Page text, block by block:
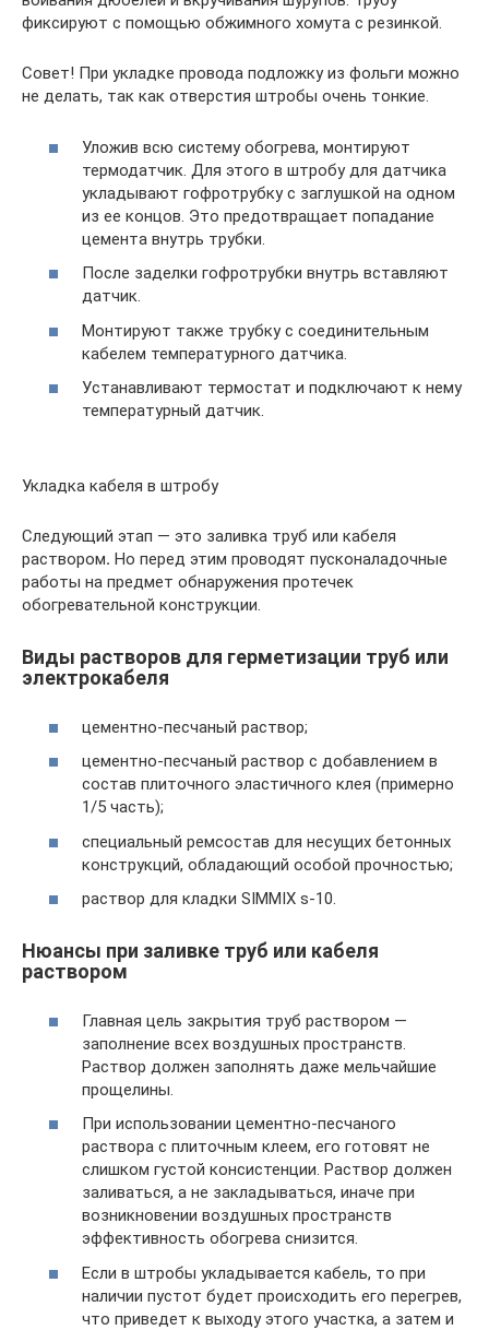
фиксируют с помощью обжимного хомута с резинкой.
Совет! При укладке провода подложку из фольги можно
не делать, так как отверстия штробы очень тонкие.
Уложив всю систему обогрева, монтируют
термодатчик. Для этого в штробу для датчика
укладывают гофротрубку с заглушкой на одном
из ее концов. Это предотвращает попадание
цемента внутрь трубки.
После заделки гофротрубки внутрь вставляют
датчик.
Монтируют также трубку с соединительным
кабелем температурного датчика.
Устанавливают термостат и подключают к нему
температурный датчик.
Укладка кабеля в штробу
Следующий этап — это заливка труб или кабеля
раствором. Но перед этим проводят пусконаладочные
работы на предмет обнаружения протечек
обогревательной конструкции.
Виды растворов для герметизации труб или
электрокабеля
цементно-песчаный раствор;
цементно-песчаный раствор с добавлением в
состав плиточного эластичного клея (примерно
1/5 часть);
специальный ремсостав для несущих бетонных
конструкций, обладающий особой прочностью;
раствор для кладки SIMMIX s-10.
Нюансы при заливке труб или кабеля
раствором
Главная цель закрытия труб раствором —
заполнение всех воздушных пространств.
Раствор должен заполнять даже мельчайшие
прощелины.
При использовании цементно-песчаного
раствора с плиточным клеем, его готовят не
слишком густой консистенции. Раствор должен
заливаться, а не закладываться, иначе при
возникновении воздушных пространств
эффективность обогрева снизится.
Если в штробы укладывается кабель, то при
наличии пустот будет происходить его перегрев,
что приведет к выходу этого участка, а затем и